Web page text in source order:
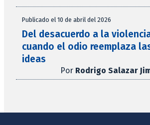
Publicado el 10 de abril del 2026
Del desacuerdo a la
cuando el odio reemplaza
ideas
Por Rodrigo Salazar